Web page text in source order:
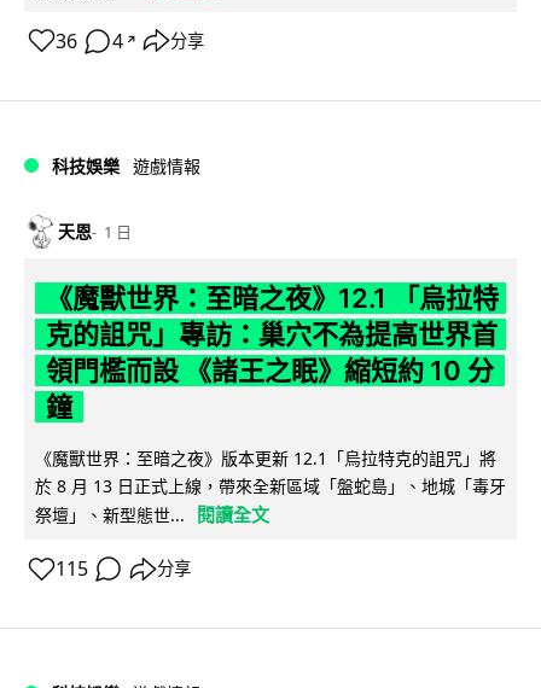
36 4 ↗ 分享
科技娛樂 遊戲情報
天恩 1 日
《魔獸世界：至暗之夜》12.1 「烏拉特
克的詛咒」專訪：巢穴不為提高世界首
領門檻而設 《諸王之眠》縮短約 10 分
鐘
《魔獸世界：至暗之夜》版本更新 12.1「烏拉特克的詛咒」將
於 8 月 13 日正式上線，帶來全新區域「盤蛇島」、地城「毒牙
祭壇」、新型態世...
閱讀全文
115 分享